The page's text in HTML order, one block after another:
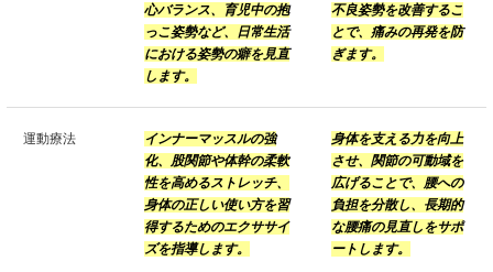
心バランス、育児中の抱
っこ姿勢など、日常生活
における姿勢の癖を見直
します。
不良姿勢を改善するこ
とで、痛みの再発を防
ぎます。
運動療法
インナーマッスルの強
化、股関節や体幹の柔軟
性を高めるストレッチ、
身体の正しい使い方を習
得するためのエクササイ
ズを指導します。
身体を支える力を向上
させ、関節の可動域を
広げることで、腰への
負担を分散し、長期的
な腰痛の見直しをサポ
ートします。